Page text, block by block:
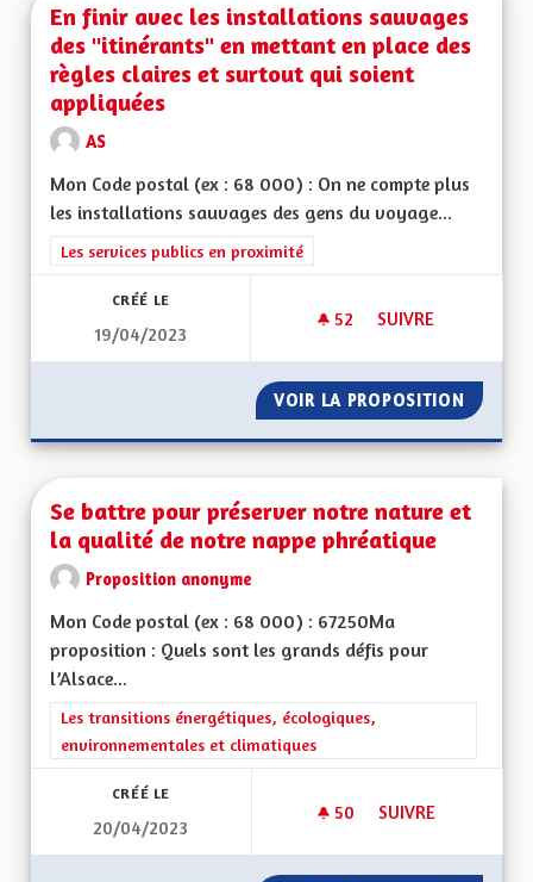
En finir avec les installations sauvages
des "itinérants" en mettant en place des
règles claires et surtout qui soient
appliquées
AS
Mon Code postal (ex : 68 000) : On ne compte plus
les installations sauvages des gens du voyage...
Filtrer les résultats de la catégorie : Les services publics en
Les services publics en proximité
CRÉÉ LE
19/04/2023
52 52 ABONNÉS
SUIVRE
VOIR LA PROPOSITION EN
Se battre pour préserver notre nature et
la qualité de notre nappe phréatique
Proposition anonyme
Mon Code postal (ex : 68 000) : 67250Ma
proposition : Quels sont les grands défis pour
l’Alsace...
Filtrer les résultats de la catégorie : Les transitions
Les transitions énergétiques, écologiques,
environnementales et climatiques
CRÉÉ LE
20/04/2023
50 50 ABONNÉS
SUIVRE